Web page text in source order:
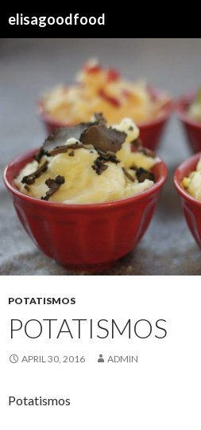
elisagoodfood
POTATISMOS
POTATISMOS
APRIL 30, 2016 ADMIN
Potatismos